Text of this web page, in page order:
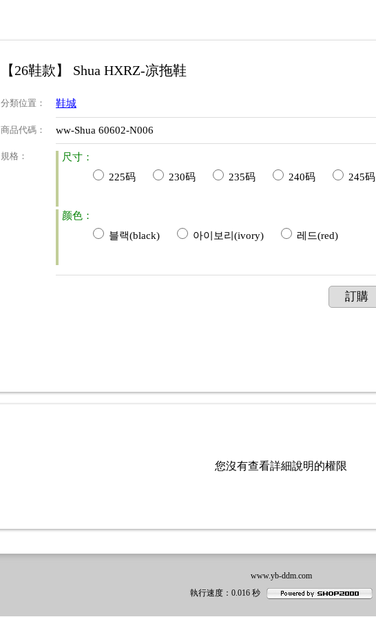
【26鞋款】 Shua HXRZ-凉拖鞋
分類位置 ： 鞋城
商品代碼 ： ww-Shua 60602-N006
規格 ：
尺寸：
225码
230码 235码 240码 245码
颜色：
블랙(black)
아이보리(ivory) 레드(red)
訂購
您沒有查看詳細說明的權限
www.yb-ddm.com
執行速度：0.016 秒